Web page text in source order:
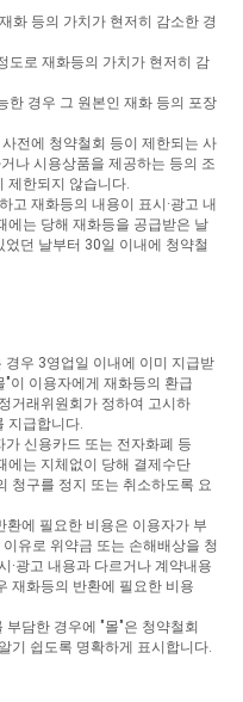
재화 등의 가치가 현저히 감소한 경
도로 재화등의 가치가 현저히 감
한 경우 그 원본인 재화 등의 포장
사전에 청약철회 등이 제한되는 사
나 시용상품을 제공하는 등의 조
제한되지 않습니다
고 재화등의 내용이 표시 ·광고 내
에는 당해 재화등을 공급받은 날
었던 날부터 30일 이내에 청약철
경우 3영업일 이내에 이미 지급받
"이 이용자에게 재화등의 환급
거래위원회가 정하여 고시하
지급합니다
가 신용카드 또는 전자화폐 등
에는 지체없이 당해 결제수단
청구를 정지 또는 취소하도록 요
환에 필요한 비용은 이용자가 부
이유로 위약금 또는 손해배상을 청
·광고 내용과 다르거나 계약내용
재화등의 반환에 필요한 비용
부담한 경우에 "몰"은 청약철회
알기 쉽도록 명확하게 표시합니다